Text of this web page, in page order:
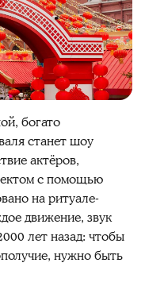
богато
станет шоу
актёров,
с помощью
на ритуале-
движение, звук
лет назад: чтобы
нужно быть